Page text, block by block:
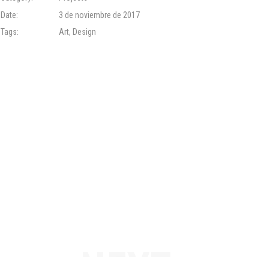
Date:
3 de noviembre de 2017
Tags:
Art, Design